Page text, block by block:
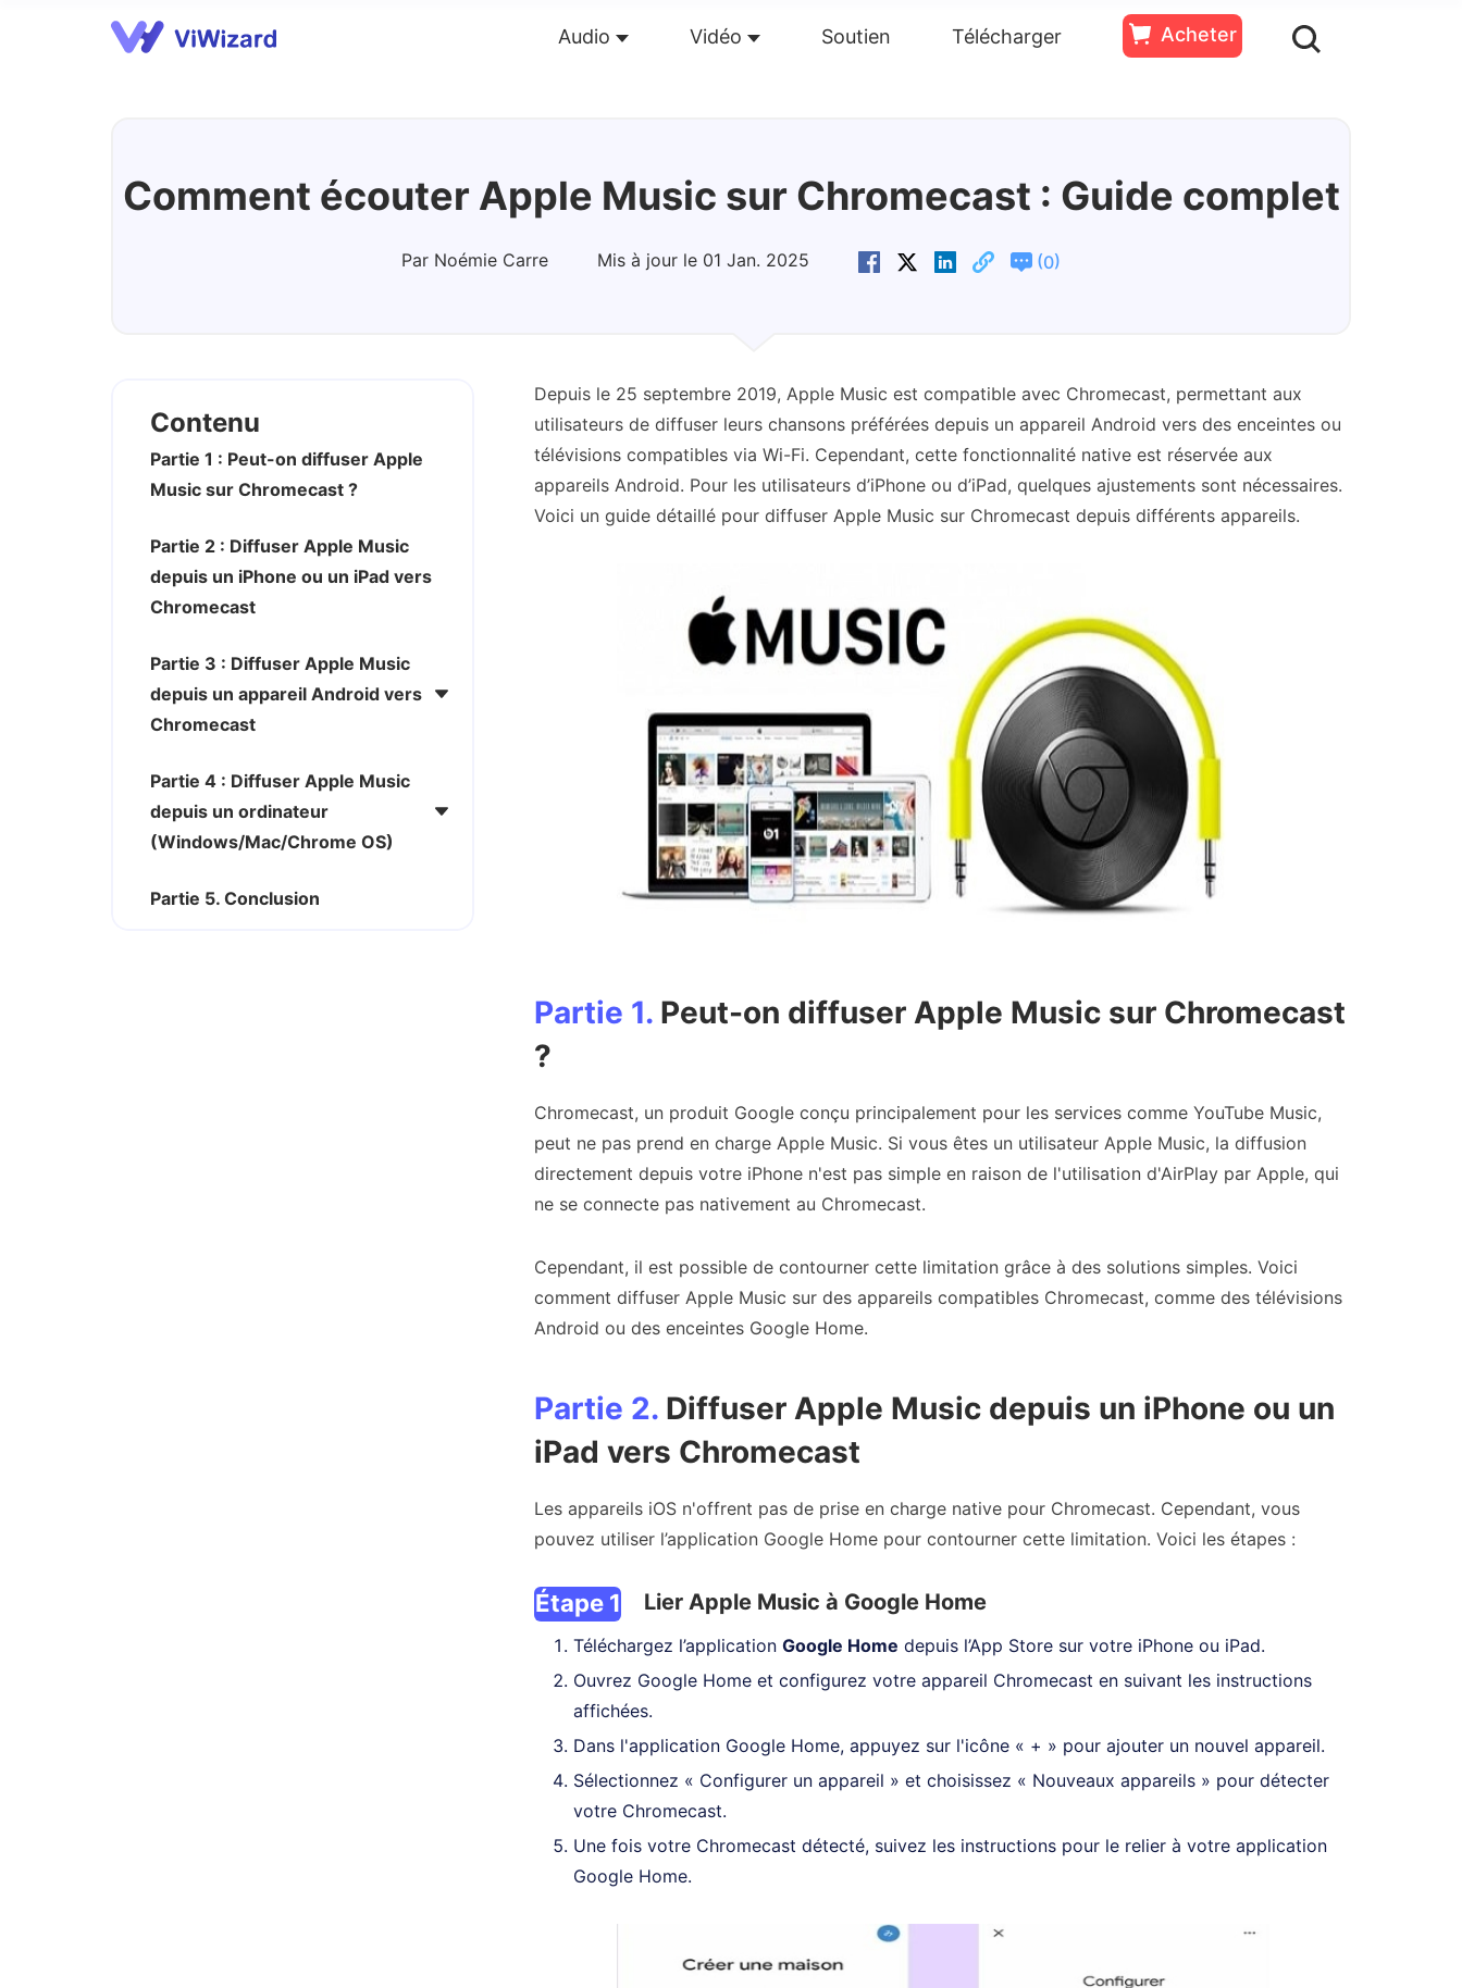
Audio Vidéo Soutien Télécharger Acheter
Essai
Acheter
Comment écouter Apple Music sur Chromecast : Guide complet
Par Noémie Carre Mis à jour le 01 Jan. 2025 (0)
Contenu
Partie 1 : Peut-on diffuser Apple
Music sur Chromecast ?
Partie 2 : Diffuser Apple Music
depuis un iPhone ou un iPad vers
Chromecast
Partie 3 : Diffuser Apple Music
depuis un appareil Android vers
Chromecast
Partie 4 : Diffuser Apple Music
depuis un ordinateur
(Windows/Mac/Chrome OS)
Partie 5. Conclusion
Depuis le 25 septembre 2019, Apple Music est compatible avec Chromecast, permettant aux
utilisateurs de diffuser leurs chansons préférées depuis un appareil Android vers des enceintes ou
télévisions compatibles via Wi-Fi. Cependant, cette fonctionnalité native est réservée aux
appareils Android. Pour les utilisateurs d’iPhone ou d’iPad, quelques ajustements sont nécessaires.
Voici un guide détaillé pour diffuser Apple Music sur Chromecast depuis différents appareils.
Partie 1. Peut-on diffuser Apple Music sur Chromecast
?
Chromecast, un produit Google conçu principalement pour les services comme YouTube Music,
peut ne pas prend en charge Apple Music. Si vous êtes un utilisateur Apple Music, la diffusion
directement depuis votre iPhone n'est pas simple en raison de l'utilisation d'AirPlay par Apple, qui
ne se connecte pas nativement au Chromecast.
Cependant, il est possible de contourner cette limitation grâce à des solutions simples. Voici
comment diffuser Apple Music sur des appareils compatibles Chromecast, comme des télévisions
Android ou des enceintes Google Home.
Partie 2. Diffuser Apple Music depuis un iPhone ou un
iPad vers Chromecast
Les appareils iOS n'offrent pas de prise en charge native pour Chromecast. Cependant, vous
pouvez utiliser l’application Google Home pour contourner cette limitation. Voici les étapes :
Étape 1 Lier Apple Music à Google Home
Téléchargez l’application Google Home depuis l’App Store sur votre iPhone ou iPad.
Ouvrez Google Home et configurez votre appareil Chromecast en suivant les instructions
affichées.
Dans l'application Google Home, appuyez sur l'icône « + » pour ajouter un nouvel appareil.
Sélectionnez « Configurer un appareil » et choisissez « Nouveaux appareils » pour détecter
votre Chromecast.
Une fois votre Chromecast détecté, suivez les instructions pour le relier à votre application
Google Home.